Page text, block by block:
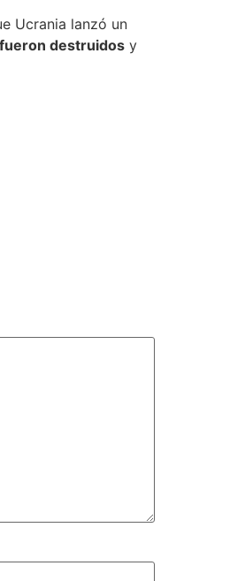
Ucrania lanzó un
destruidos y